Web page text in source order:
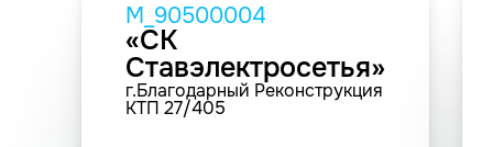
M_90500004
«СК
Ставэлектросетья»
г.Благодарный Реконструкция
КТП 27/405